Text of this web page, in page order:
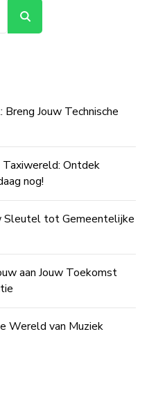
Jouw Technische
Taxiwereld: Ontdek
nog!
Sleutel tot Gemeentelijke
aan Jouw Toekomst
Wereld van Muziek